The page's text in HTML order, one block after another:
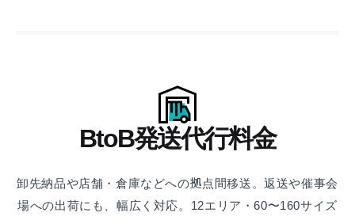
BtoB発送代行料金
卸先納品や店舗・倉庫などへの拠点間移送。返送や催事会
場への出荷にも、幅広く対応。 12エリア・60〜160サイズ